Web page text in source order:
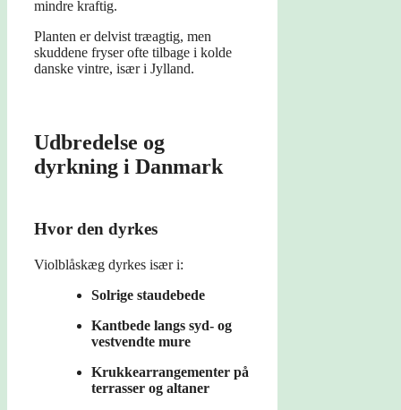
mindre kraftig.
Planten er delvist træagtig, men
skuddene fryser ofte tilbage i kolde
danske vintre, især i Jylland.
Udbredelse og
dyrkning i Danmark
Hvor den dyrkes
Violblåskæg dyrkes især i:
Solrige staudebede
Kantbede langs syd- og
vestvendte mure
Krukkearrangementer på
terrasser og altaner